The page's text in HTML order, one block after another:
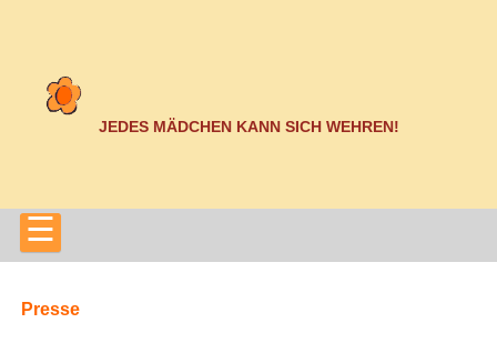
JEDES MÄDCHEN KANN SICH WEHREN!
☰
Presse